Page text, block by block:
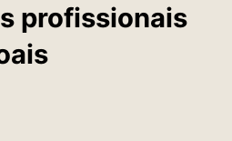
profissionais